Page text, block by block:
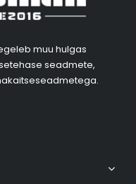
muu hulgas
seadmete,